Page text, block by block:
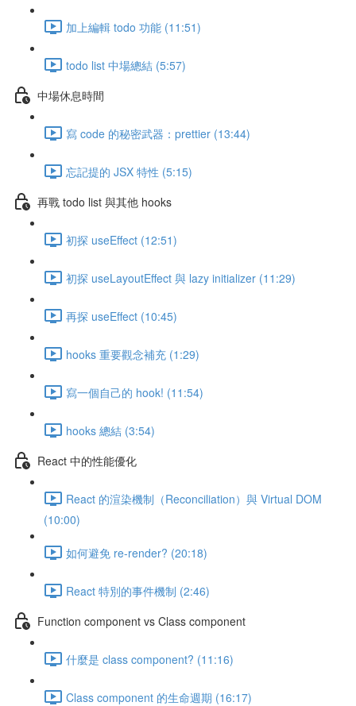
加上編輯 todo 功能 (11:51)
todo list 中場總結 (5:57)
中場休息時間
寫 code 的秘密武器：prettier (13:44)
忘記提的 JSX 特性 (5:15)
再戰 todo list 與其他 hooks
初探 useEffect (12:51)
初探 useLayoutEffect 與 lazy initializer (11:29)
再探 useEffect (10:45)
hooks 重要觀念補充 (1:29)
寫一個自己的 hook! (11:54)
hooks 總結 (3:54)
React 中的性能優化
React 的渲染機制（Reconciliation）與 Virtual DOM
(10:00)
如何避免 re-render? (20:18)
React 特別的事件機制 (2:46)
Function component vs Class component
什麼是 class component? (11:16)
Class component 的生命週期 (16:17)